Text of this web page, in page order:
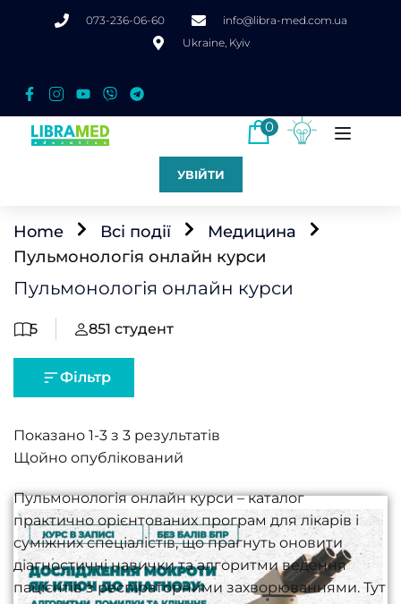
073-236-06-60
info@libra-med.com.ua
Ukraine, Kyiv
0
УВІЙТИ
Home Всі події
Медицина
Пульмонологія онлайн курси
Пульмонологія онлайн курси
5 851 студент
Фільтр
Показано 1-3 з 3 результатів
Пульмонологія онлайн курси – каталог
практично орієнтованих програм для лікарів і
суміжних спеціалістів, що прагнуть оновити
діагностичні навички та алгоритми ведення
пацієнтів з респіраторними захворюваннями. Тут